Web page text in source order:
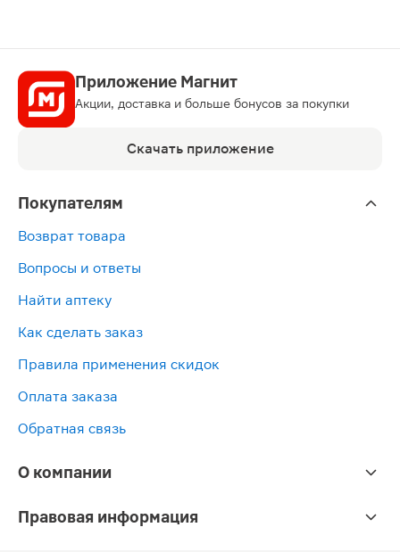
Приложение Магнит
Акции, доставка и больше бонусов за покупки
Скачать приложение
Покупателям
Возврат товара
Вопросы и ответы
Найти аптеку
Как сделать заказ
Правила применения скидок
Оплата заказа
Обратная связь
О компании
Правовая информация